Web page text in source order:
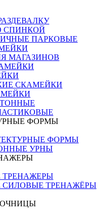
СПИНКОЙ
ПАРКОВЫЕ
МАГАЗИНОВ
СКАМЕЙКИ
ФОРМЫ
ФОРМЫ
УРНЫ
ТРЕНАЖЕРЫ
СИЛОВЫЕ ТРЕНАЖЁРЫ